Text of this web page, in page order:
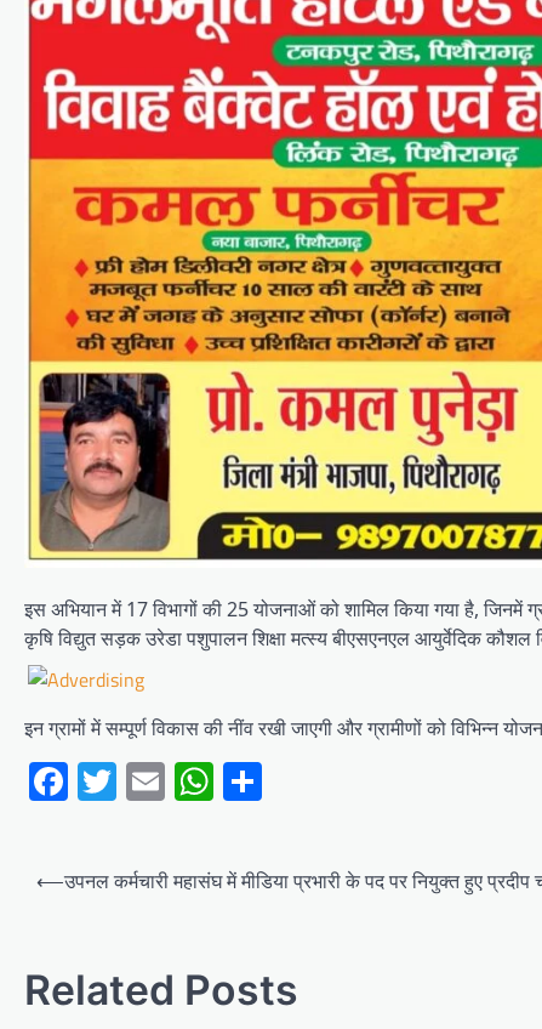
इस अभियान में 17 विभागों की 25 योजनाओं को शामिल किया गया है, जिनमें
कृषि विद्युत सड़क उरेडा पशुपालन शिक्षा मत्स्य बीएसएनएल आयुर्वेदिक कौशल
इन ग्रामों में सम्पूर्ण विकास की नींव रखी जाएगी और ग्रामीणों को विभिन्न
Facebook
Twitter
EmailWhatsApp
Post
⟵उपनल कर्मचारी महासंघ में मीडिया प्रभारी के पद पर नियुक्त हुए प्रदीप
Related Posts